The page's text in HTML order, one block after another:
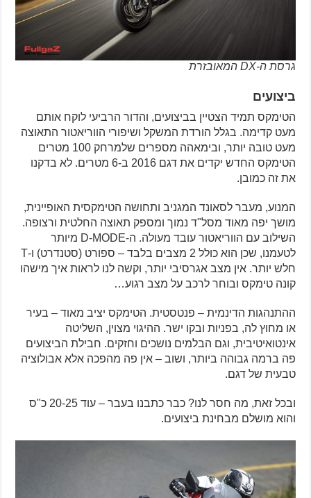
גרסת ה-DX המאובזרת
ביצועים
הטימקס תמיד הצטיין בביצועים, והדור הרביעי לוקח אותם
מעט קדימה. בגלל הורדת המשקל ושיפורי הווריאטור התאוצה
מעט טובה יותר, ובימאהה מספרים שלמרחק 100 מטרים
הטימקס החדש יקדים את דגם 2016 ב-6 מטרים. לא בדקנו
את זה כמובן.
המנוע, מעבר לסאונד המגניב ותחושה הטימקסית האופיינית,
מושך יפה מאוד מסל"ד נמוך ומספק תאוצה החלטית ורצופה.
השילוב עם הווריאטור עובד מעולה. ה-D-MODE מיותר
לטעמנו, שכן הוא כולל 2 מצבים בלבד – ספורט (סטנדרט) ו-T
חלש יותר. אין מצב אגרסיבי יותר, וקשה לנו לראות איך מישהו
קונה טימקס ובוחר לרכב על מצב רגוע…
ההתנהגות הדינמית – פנטסטית. הטימקס יציב מאוד – בעיר
או מחוץ לה, בפניות ובקו ישר. ההיגוי מצוין, השליטה
אינטואיטיבית, וגם הבלמים נושכים וחזקים. חבילת הביצועים
פה ברמה גבוהה ביותר, ושוב – אין פה מהפכה אלא אבולוציה
טבעית של דגם.
ובכל זאת, מה חסר לנו? כבר כתבנו בעבר – עוד 20-25 כ"ס
והוא מושלם מבחינת ביצועים.